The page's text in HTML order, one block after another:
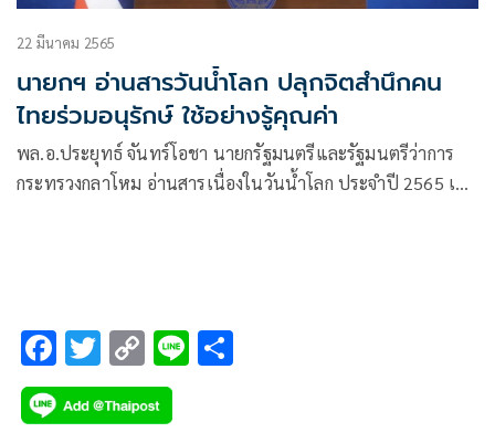
22 มีนาคม 2565
นายกฯ อ่านสารวันน้ำโลก ปลุกจิตสำนึกคน
ไทยร่วมอนุรักษ์ ใช้อย่างรู้คุณค่า
พล.อ.ประยุทธ์ จันทร์โอชา นายกรัฐมนตรีและรัฐมนตรีว่าการ
กระทรวงกลาโหม อ่านสารเนื่องในวันน้ำโลก ประจำปี 2565 เผย
F
ac
e
T
wi
tt
C
o
p
Li